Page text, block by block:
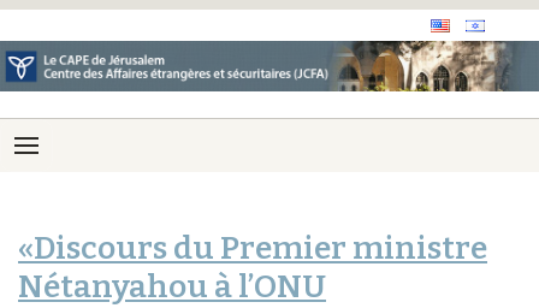
«Discours du Premier ministre
Nétanyahou à l’ONU